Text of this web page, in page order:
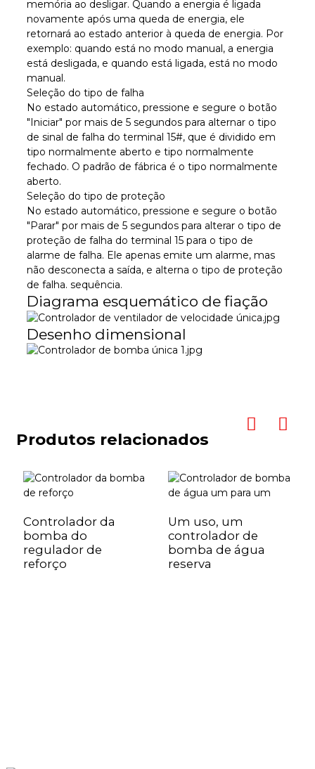
memória ao desligar. Quando a energia é ligada
novamente após uma queda de energia, ele
retornará ao estado anterior à queda de energia. Por
exemplo: quando está no modo manual, a energia
está desligada, e quando está ligada, está no modo
manual.
Seleção do tipo de falha
No estado automático, pressione e segure o botão
"Iniciar" por mais de 5 segundos para alternar o tipo
de sinal de falha do terminal 15#, que é dividido em
tipo normalmente aberto e tipo normalmente
fechado. O padrão de fábrica é o tipo normalmente
aberto.
Seleção do tipo de proteção
No estado automático, pressione e segure o botão
"Parar" por mais de 5 segundos para alterar o tipo de
proteção de falha do terminal 15 para o tipo de
alarme de falha. Ele apenas emite um alarme, mas
não desconecta a saída, e alterna o tipo de proteção
de falha. sequência.
Diagrama esquemático de fiação
Desenho dimensional
Produtos relacionados
Controlador da
bomba do
regulador de
reforço
Um uso, um
controlador de
bomba de água
reserva